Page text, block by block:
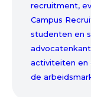
recruitment,
Campus
studenten en
activiteiten en
de